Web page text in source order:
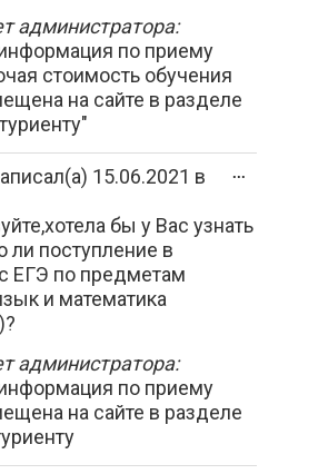
администратора:
по приему
стоимость обучения
на сайте в разделе
15.06.2021 в
бы у Вас узнать
ли поступление в
ЕГЭ по предметам
и математика
администратора:
по приему
на сайте в разделе
...
в